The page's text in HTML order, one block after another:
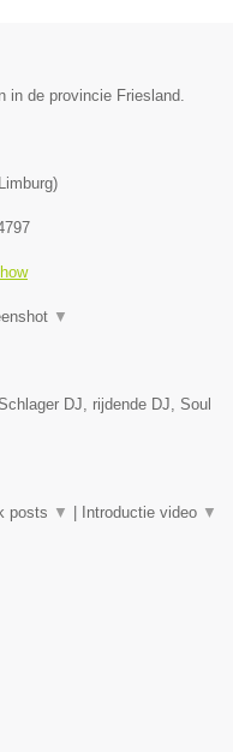
in de provincie Friesland.
Limburg)
▼
DJ, rijdende DJ, Soul
posts ▼ Introductie video ▼